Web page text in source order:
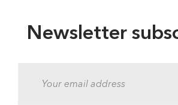
Newsletter